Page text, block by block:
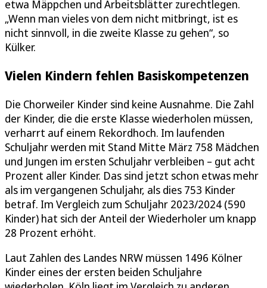
etwa Mäppchen und Arbeitsblätter zurechtlegen.
„Wenn man vieles von dem nicht mitbringt, ist es
nicht sinnvoll, in die zweite Klasse zu gehen“, so
Külker.
Vielen Kindern fehlen Basiskompetenzen
Die Chorweiler Kinder sind keine Ausnahme. Die Zahl
der Kinder, die die erste Klasse wiederholen müssen,
verharrt auf einem Rekordhoch. Im laufenden
Schuljahr werden mit Stand Mitte März 758 Mädchen
und Jungen im ersten Schuljahr verbleiben – gut acht
Prozent aller Kinder. Das sind jetzt schon etwas mehr
als im vergangenen Schuljahr, als dies 753 Kinder
betraf. Im Vergleich zum Schuljahr 2023/2024 (590
Kinder) hat sich der Anteil der Wiederholer um knapp
28 Prozent erhöht.
Laut Zahlen des Landes NRW müssen 1496 Kölner
Kinder eines der ersten beiden Schuljahre